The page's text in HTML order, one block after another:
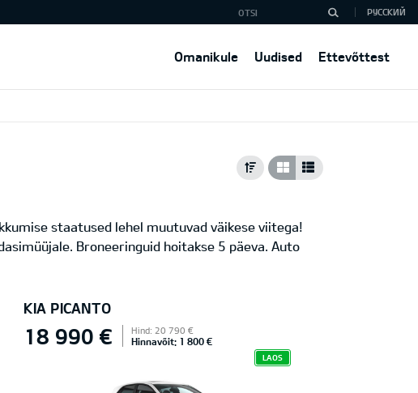
Omanikule Uudised Ettevõttest
РУССКИЙ
staatused lehel muutuvad väikese viitega!
Broneeringuid hoitakse 5 päeva. Auto
KIA PICANTO
18 990 € Hind: 20 790 €
Hinnavõit: 1 800 €
LAOS